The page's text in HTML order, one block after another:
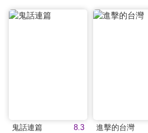
8.3
鬼話連篇 進擊的台灣